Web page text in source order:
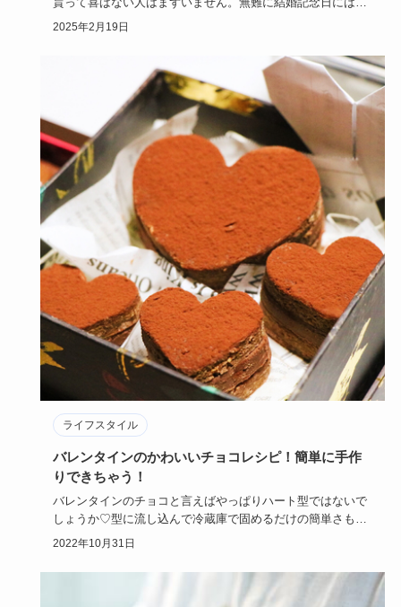
束を贈る男性は…
2025年2月19日
ライフスタイル
バレンタインのかわいいチョコレシピ！簡単に手作
りできちゃう！
バレンタインのチョコと言えばやっぱりハート型ではないで
しょうか♡型に流し込んで冷蔵庫で固めるだけの簡単さも嬉
しいポイント。…
2022年10月31日